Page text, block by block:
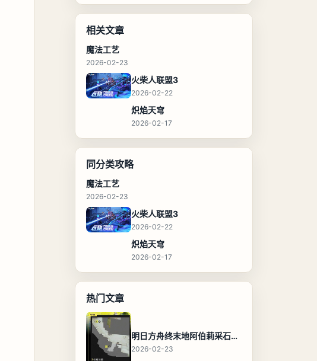
相关文章
魔法工艺
2026-02-23
火柴人联盟3
2026-02-22
炽焰天穹
2026-02-17
同分类攻略
魔法工艺
2026-02-23
火柴人联盟3
2026-02-22
炽焰天穹
2026-02-17
热门文章
明日方舟终末地阿伯莉采石场宝箱全收集攻略，全点位分布图与路线
2026-02-23